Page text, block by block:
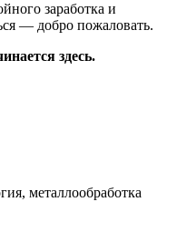
заработка и
— добро пожаловать.
здесь.
металлообработка